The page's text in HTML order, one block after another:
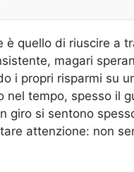
è quello di riuscire a
magari
i propri risparmi su
nel tempo, spesso il
giro si sentono
attenzione: non